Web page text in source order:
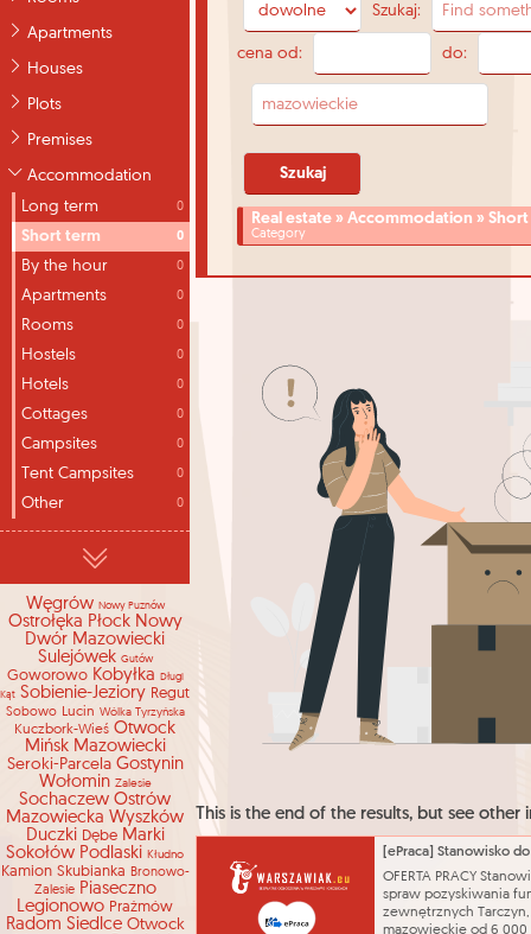
Apartments
Houses
Plots
Premises
Accommodation
Long term
0
Short term 0
By the hour 0
Apartments 0
Rooms 0
Hostels 0
Hotels 0
Cottages 0
Campsites 0
Tent Campsites 0
Other 0
Węgrów Nowy Puznów
Ostrołęka Płock Nowy
Dwór Mazowiecki
Sulejówek Gutów
Goworowo Kobyłka
Długi
Kąt Sobienie-Jeziory Regut
Sobowo Lucin Wólka Tyrzyńska
Kuczbork-Wieś Otwock
Mińsk Mazowiecki
Seroki-Parcela Gostynin
Wołomin Zalesie
Sochaczew Ostrów
Mazowiecka Wyszków
Duczki Dębe Marki
Sokołów Podlaski Kłudno
Kamion Skubianka Bronowo-
Zalesie Piaseczno
Legionowo Prażmów
Radom Siedlce Otwock
Szukaj:
cena od: do:
Real estate » Accommodation »
Category
This is the end of the results, but see other
OFERTA PRACY
spraw pozyskiwania
zewnętrznych Tarczyn,
mazowieckie od 6 000